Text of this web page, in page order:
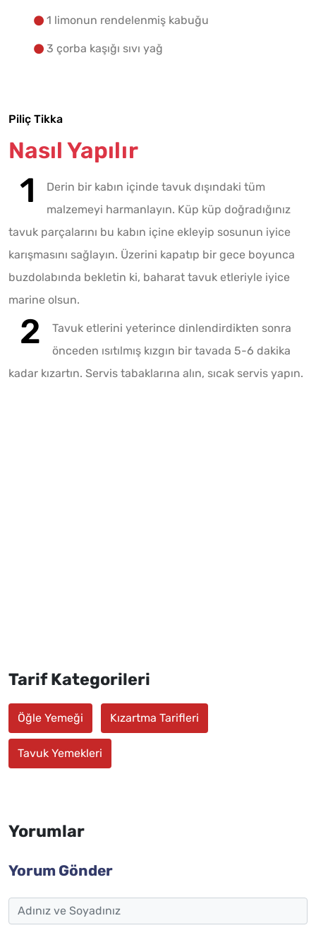
1 limonun rendelenmiş kabuğu
3 çorba kaşığı sıvı yağ
Piliç Tikka
Nasıl Yapılır
Derin bir kabın içinde tavuk dışındaki tüm
malzemeyi harmanlayın. Küp küp doğradığınız
tavuk parçalarını bu kabın içine ekleyip sosunun iyice
karışmasını sağlayın. Üzerini kapatıp bir gece boyunca
buzdolabında bekletin ki, baharat tavuk etleriyle iyice
marine olsun.
Tavuk etlerini yeterince dinlendirdikten sonra
önceden ısıtılmış kızgın bir tavada 5-6 dakika
kadar kızartın. Servis tabaklarına alın, sıcak servis yapın.
Tarif Kategorileri
Öğle Yemeği Kızartma Tarifleri
Tavuk Yemekleri
Yorumlar
Yorum Gönder